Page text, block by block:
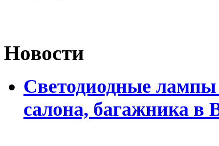
Новости
Светодиодные лампы
салона, багажника в